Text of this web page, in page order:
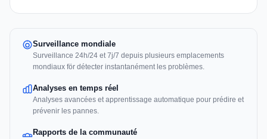
Surveillance mondiale
Surveillance 24h/24 et 7j/7 depuis plusieurs emplacements
mondiaux för détecter instantanément les problèmes.
Analyses en temps réel
Analyses avancées et apprentissage automatique pour prédire et
prévenir les pannes.
Rapports de la communauté